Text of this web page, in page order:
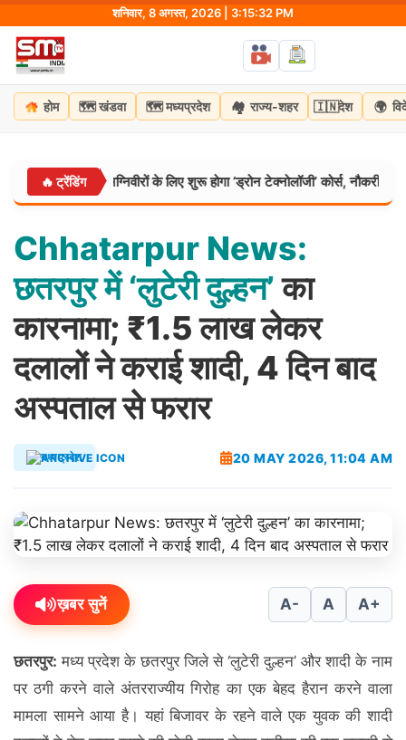
content
शनिवार, 8 अगस्त, 2026 | 3:15:33 PM
होम 🗺️ खंडवा 🗺️ मध्यप्रदेश 🏘️ राज्य-शहर 🇮🇳देश 🌍
🔥 ट्रेंडिंग
नई पहल: अग्निवीरों के लिए शुरू होगा ‘ड्रोन टेक्नोलॉजी’ कोर्स, नौकरी के साथ मिलेगी
Chhatarpur News:
छतरपुरमें ‘लुटेरीदुल्हन’का
कारनामा; ₹1.5 लाख लेकर
दलालों ने कराई शादी, 4 दिन बाद
अस्पताल से फरार
मध्यप्रदेश 20 MAY 2026, 11:04 AM
ख़बर सुनें A- A A+
छतरपुर: मध्य प्रदेश के छतरपुर जिले से ‘लुटेरी दुल्हन’ और शादी के नाम
पर ठगी करने वाले अंतरराज्यीय गिरोह का एक बेहद हैरान करने वाला
मामला सामने आया है। यहां बिजावर के रहने वाले एक युवक की शादी